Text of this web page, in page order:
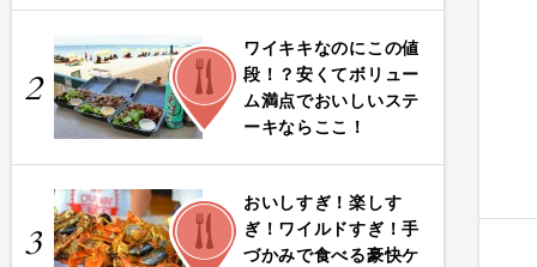
2
FOOD
ワイキキなのにこの値
段！？安くてボリュー
ム満点でおいしいステ
ーキならここ！
3
FOOD
おいしすぎ！楽しす
ぎ！ワイルドすぎ！手
づかみで食べる豪快ケ